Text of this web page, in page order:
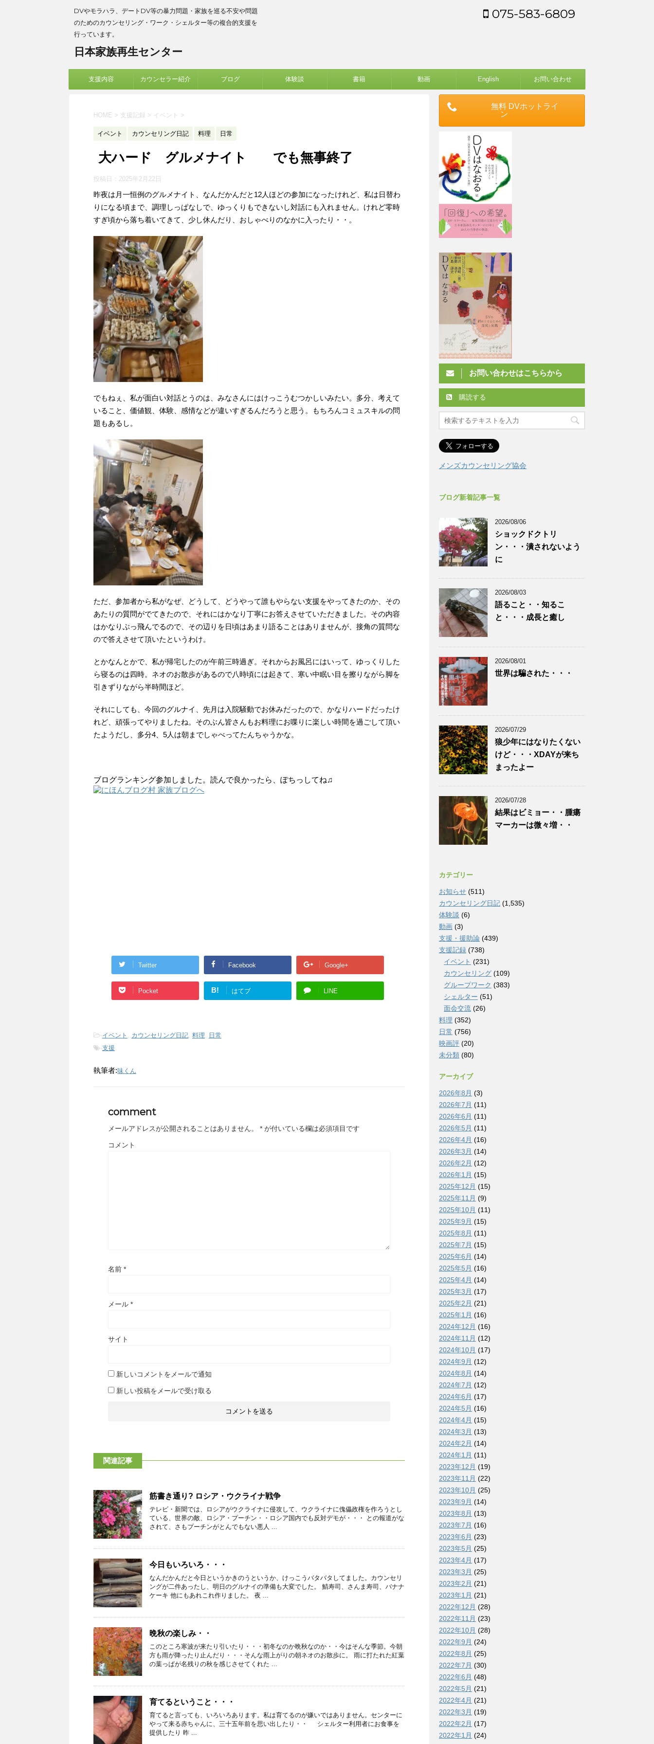
DVやモラハラ、デートDV等の暴力問題・家族を巡る不安や問題
のためのカウンセリング・ワーク・シェルター等の複合的支援を
行っています。
日本家族再生センター
075-583-6809
支援内容 カウンセラー紹介 ブログ 体験談 書籍 動画 English お問い合わせ
HOME > 支援記録 > イベント >
イベント カウンセリング日記 料理 日常
大ハード グルメナイト でも無事終了
投稿日： 2025年2月22日
昨夜は月一恒例のグルメナイト、なんだかんだと12人ほどの参加になったけれど、私は日替わ
りになる頃まで、調理しっぱなしで、ゆっくりもできないし対話にも入れません。けれど零時
すぎ頃から落ち着いてきて、少し休んだり、おしゃべりのなかに入ったり・・。
でもねぇ、私が面白い対話とうのは、みなさんにはけっこうむつかしいみたい。多分、考えて
いること、価値観、体験、感情などが違いすぎるんだろうと思う。もちろんコミュスキルの問
題もあるし。
ただ、参加者から私がなぜ、どうして、どうやって誰もやらない支援をやってきたのか、その
あたりの質問がでてきたので、それにはかなり丁寧にお答えさせていただきました。その内容
はかなりぶっ飛んでるので、その辺りを日頃はあまり語ることはありませんが、接角の質問な
ので答えさせて頂いたというわけ。
とかなんとかで、私が帰宅したのが午前三時過ぎ。それからお風呂にはいって、ゆっくりした
ら寝るのは四時。ネオのお散歩があるので八時頃には起きて、寒い中眠い目を擦りながら脚を
引きずりながら半時間ほど。
それにしても、今回のグルナイ、先月は入院騒動でお休みだったので、かなりハードだったけ
れど、頑張ってやりましたね。そのぶん皆さんもお料理にお喋りに楽しい時間を過ごして頂い
たようだし、多分4、5人は朝までしゃべってたんちゃうかな。
ブログランキング参加しました。読んで良かったら、ぽちっしてね♫
Twitter Facebook Google+
Pocket B! はてブ LINE
-イベント , カウンセリング日記, 料理, 日常
-支援
執筆者:味くん
comment
メールアドレスが公開されることはありません。 * が付いている欄は必須項目です
コメント
名前 *
メール *
サイト
新しいコメントをメールで通知
新しい投稿をメールで受け取る
関連記事
筋書き通り? ロシア・ウクライナ戦争
テレビ・新聞では、ロシアがウクライナに侵攻して、ウクライナに傀儡政権を作ろうとし
ている、世界の敵、ロシア・プーチン・・ロシア国内でも反対デモが・・・ との報道がな
されて、さもプーチンがとんでもない悪人 ...
今日もいろいろ・・・
なんだかんだと今日というかきのうというか、けっこうバタバタしてました。カウンセリ
ングが二件あったし、明日のグルナイの準備も大変でした。 鯖寿司、さんま寿司、バナナ
ケーキ 他にもあれこれ作りました。 夜 ...
晩秋の楽しみ・・
このところ寒波が来たり引いたり・・・初冬なのか晩秋なのか・・今はそんな季節。今朝
方も雨が降ったり止んだり・・・そんな雨上がりの朝ネオのお散歩に。 雨に打たれた紅葉
の葉っぱが名残りの秋を感じさせてくれた ...
育てるということ・・・
育てると言っても、いろいろあります。私は育てるのが嫌いではありません。センターに
やって来る赤ちゃんに、三十五年前を思い出したり・・ シェルター利用者にお食事を
提供したり 昨 ...
無料 DVホットライ
ン
お問い合わせはこちらから
購読する
メンズカウンセリング協会
ブログ新着記事一覧
2026/08/06
ショックドクトリ
ン・・・潰されないよう
に
2026/08/03
語ること・・知るこ
と・・・成長と癒し
2026/08/01
世界は騙された・・・
2026/07/29
狼少年にはなりたくない
けど・・・XDAYが来ち
まったよー
2026/07/28
結果はビミョー・・腫瘍
マーカーは微々増・・
カテゴリー
お知らせ (511)
カウンセリング日記 (1,535)
体験談 (6)
動画 (3)
支援・援助論 (439)
支援記録 (738)
イベント (231)
カウンセリング (109)
グループワーク (383)
シェルター (51)
面会交流 (26)
料理 (352)
日常 (756)
映画評 (20)
未分類 (80)
アーカイブ
2026年8月 (3)
2026年7月 (11)
2026年6月 (11)
2026年5月 (11)
2026年4月 (16)
2026年3月 (14)
2026年2月 (12)
2026年1月 (15)
2025年12月 (15)
2025年11月 (9)
2025年10月 (11)
2025年9月 (15)
2025年8月 (11)
2025年7月 (15)
2025年6月 (14)
2025年5月 (16)
2025年4月 (14)
2025年3月 (17)
2025年2月 (21)
2025年1月 (16)
2024年12月 (16)
2024年11月 (12)
2024年10月 (17)
2024年9月 (12)
2024年8月 (14)
2024年7月 (12)
2024年6月 (17)
2024年5月 (16)
2024年4月 (15)
2024年3月 (13)
2024年2月 (14)
2024年1月 (11)
2023年12月 (19)
2023年11月 (22)
2023年10月 (25)
2023年9月 (14)
2023年8月 (13)
2023年7月 (16)
2023年6月 (23)
2023年5月 (25)
2023年4月 (17)
2023年3月 (25)
2023年2月 (21)
2023年1月 (21)
2022年12月 (28)
2022年11月 (23)
2022年10月 (28)
2022年9月 (24)
2022年8月 (25)
2022年7月 (30)
2022年6月 (48)
2022年5月 (21)
2022年4月 (21)
2022年3月 (19)
2022年2月 (17)
2022年1月 (24)